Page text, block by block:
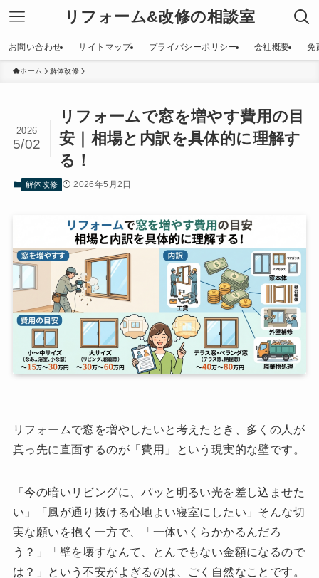
リフォーム&改修の相談室
お問い合わせ サイトマップ プライバシーポリシー 会社概要 免
ホーム 解体改修
リフォームで窓を増やす費用の目
安｜相場と内訳を具体的に理解す
る！
2026
5/02
解体改修 2026年5月2日
リフォームで窓を増やしたいと考えたとき、多くの人が
真っ先に直面するのが「費用」という現実的な壁です。
「今の暗いリビングに、パッと明るい光を差し込ませた
い」「風が通り抜ける心地よい寝室にしたい」そんな切
実な願いを抱く一方で、「一体いくらかかるんだろ
う？」「壁を壊すなんて、とんでもない金額になるので
は？」という不安がよぎるのは、ごく自然なことです。